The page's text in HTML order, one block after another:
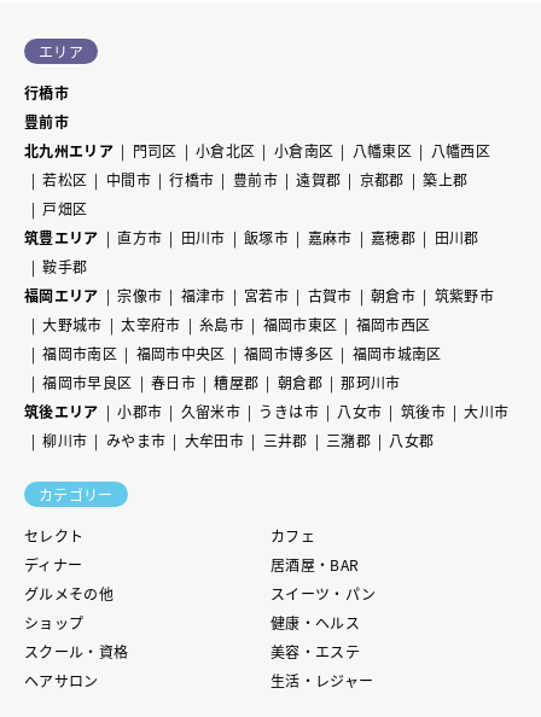
エリア
行橋市
豊前市
北九州エリア
門司区 小倉北区 小倉南区 八幡東区
八幡西区
若松区
中間市 行橋市 豊前市 遠賀郡 京都郡
築上郡
戸畑区
筑豊エリア
直方市 田川市 飯塚市 嘉麻市 嘉穂郡
田川郡
鞍手郡
福岡エリア
宗像市 福津市 宮若市 古賀市 朝倉市
筑紫野市
大野城市
太宰府市 糸島市 福岡市東区
福岡市西区
福岡市南区
福岡市中央区 福岡市博多区
福岡市城南区
福岡市早良区
春日市 糟屋郡 朝倉郡
那珂川市
筑後エリア
小郡市 久留米市 うきは市 八女市 筑後市
大川市
柳川市
みやま市 大牟田市 三井郡 三潴郡 八女郡
カテゴリー
セレクト
カフェ
ディナー
居酒屋・BAR
グルメその他
スイーツ・パン
ショップ
健康・ヘルス
スクール・資格
美容・エステ
ヘアサロン
生活・レジャー